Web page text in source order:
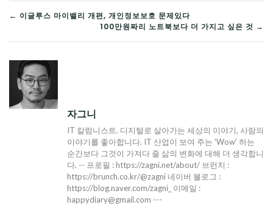
글
탐
색
← 이글루스 마이밸리 개편, 개인정보보호 문제있다
100만원짜리 노트북보다 더 가지고 싶은 것 →
자그니
IT 칼럼니스트. 디지털로 살아가는 세상의 이야기, 사람의
이야기를 좋아합니다. IT 산업이 보여 주는 'Wow' 하는
순간보다 그것이 가져다 줄 삶의 변화에 대해 더 생각합니
다. -- 프로필 : https://zagni.net/about/ 브런치 :
https://brunch.co.kr/@zagni 네이버 블로그 :
https://blog.naver.com/zagni_ 이메일 :
happydiary@gmail.com ---